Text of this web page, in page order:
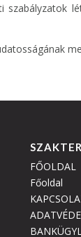
FŐOLDAL
Főoldal